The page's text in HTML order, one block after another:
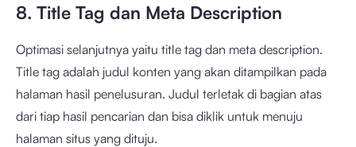
8. Title Tag dan Meta Description
Optimasi selanjutnya yaitu title tag dan meta description.
Title tag adalah judul konten yang akan ditampilkan pada
halaman hasil penelusuran. Judul terletak di bagian atas
dari tiap hasil pencarian dan bisa diklik untuk menuju
halaman situs yang dituju.